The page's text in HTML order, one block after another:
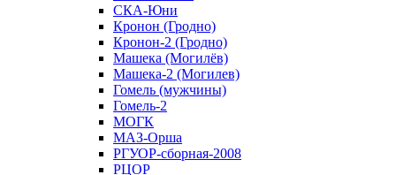
СКА-Юни
Кронон (Гродно)
Кронон-2 (Гродно)
Машека (Могилёв)
Машека-2 (Могилев)
Гомель (мужчины)
Гомель-2
МОГК
МАЗ-Орша
РГУОР-сборная-2008
РЦОР